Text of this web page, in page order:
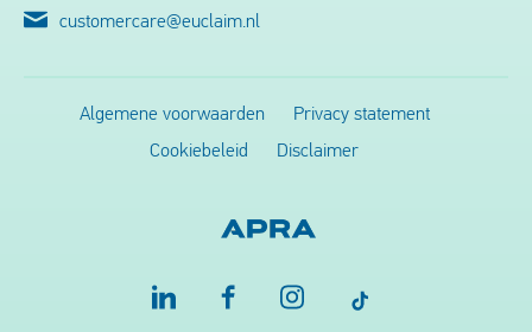
customercare@euclaim.nl
Algemene voorwaarden
Privacy statement
Cookiebeleid
Disclaimer